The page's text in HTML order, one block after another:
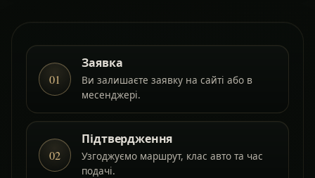
01
Заявка
Ви залишаєте заявку на сайті або в
месенджері.
02
Підтвердження
Узгоджуємо маршрут, клас авто та час
подачі.